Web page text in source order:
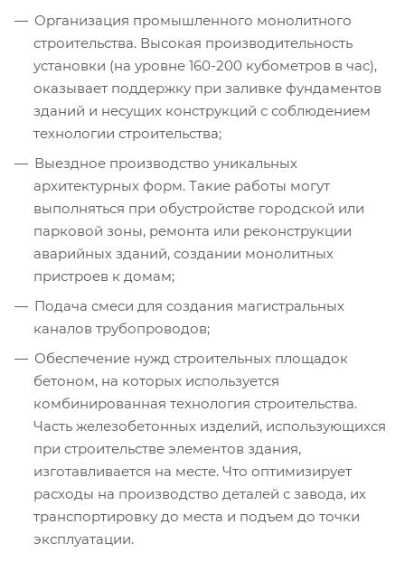
Организация промышленного монолитного
строительства. Высокая производительность
установки (на уровне 160-200 кубометров в час),
оказывает поддержку при заливке фундаментов
зданий и несущих конструкций с соблюдением
технологии строительства;
Выездное производство уникальных
архитектурных форм. Такие работы могут
выполняться при обустройстве городской или
парковой зоны, ремонта или реконструкции
аварийных зданий, создании монолитных
пристроев к домам;
Подача смеси для создания магистральных
каналов трубопроводов;
Обеспечение нужд строительных площадок
бетоном, на которых используется
комбинированная технология строительства.
Часть железобетонных изделий, использующихся
при строительстве элементов здания,
изготавливается на месте. Что оптимизирует
расходы на производство деталей с завода, их
транспортировку до места и подъем до точки
эксплуатации.